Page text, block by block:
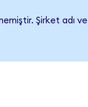
Şirket adı ve